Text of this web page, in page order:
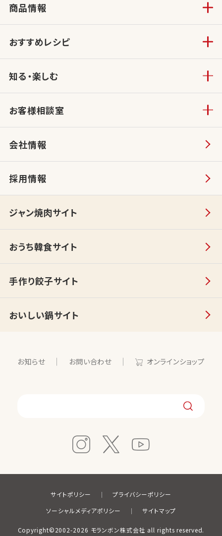
商品情報
おすすめレシピ
知る・楽しむ
お客様相談室
会社情報
採用情報
ジャン焼肉サイト
おうち韓食サイト
手作り餃子サイト
おいしい鍋サイト
お知らせ お問い合わせ オンラインショップ
Copyright©2002-2026 モランボン株式会社 all rights reserved.
サイトポリシー
プライバシーポリシー
ソーシャルメディアポリシー
サイトマップ